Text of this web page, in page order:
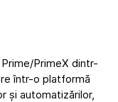
PrimeX dintr-
într-o platformă
și automatizărilor,